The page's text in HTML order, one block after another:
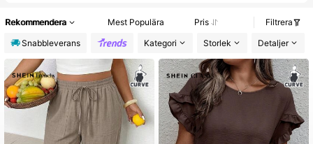
Rekommendera Mest Populära Pris
Filtrera
Snabbleverans
Kategori Storlek Detaljer